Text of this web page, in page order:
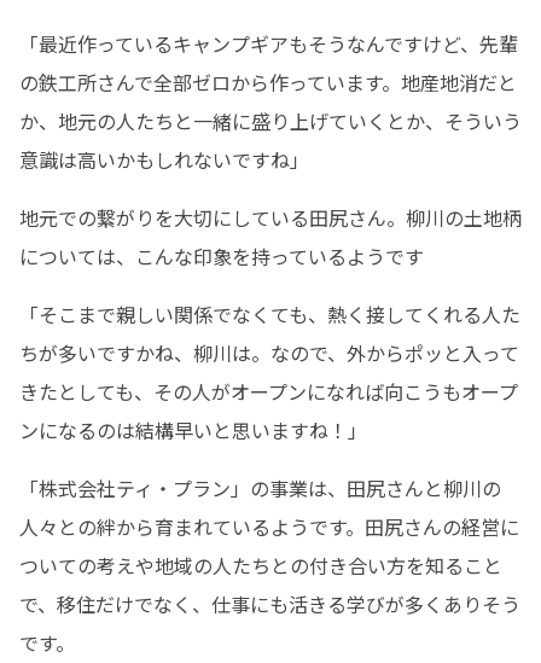
「最近作っているキャンプギアもそうなんですけど、先輩
の鉄工所さんで全部ゼロから作っています。地産地消だと
か、地元の人たちと一緒に盛り上げていくとか、そういう
意識は高いかもしれないですね」
地元での繋がりを大切にしている田尻さん。柳川の土地柄
については、こんな印象を持っているようです
「そこまで親しい関係でなくても、熱く接してくれる人た
ちが多いですかね、柳川は。なので、外からポッと入って
きたとしても、その人がオープンになれば向こうもオープ
ンになるのは結構早いと思いますね！」
「株式会社ティ・プラン」の事業は、田尻さんと柳川の
人々との絆から育まれているようです。田尻さんの経営に
ついての考えや地域の人たちとの付き合い方を知ること
で、移住だけでなく、仕事にも活きる学びが多くありそう
です。